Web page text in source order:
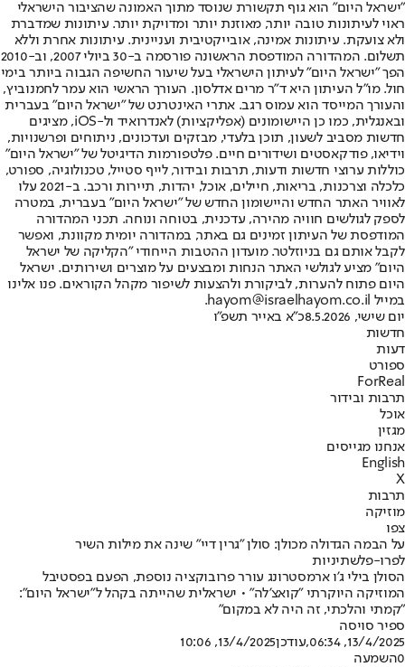
"ישראל היום" הוא גוף תקשורת שנוסד מתוך האמונה שהציבור הישראלי
ראוי לעיתונות טובה יותר, מאוזנת יותר ומדויקת יותר. עיתונות שמדברת
ולא צועקת. עיתונות אמינה, אובייקטיבית ועניינית. עיתונות אחרת וללא
תשלום. המהדורה המודפסת הראשונה פורסמה ב-30 ביולי 2007, וב-2010
הפך "ישראל היום" לעיתון הישראלי בעל שיעור החשיפה הגבוה ביותר בימי
חול. מו"ל העיתון היא ד"ר מרים אדלסון. העורך הראשי הוא עמר לחמנוביץ,
והעורך המייסד הוא עמוס רגב. אתרי האינטרנט של "ישראל היום" בעברית
ובאנגלית, כמו כן היישומונים (אפליקציות) לאנדרואיד ול-iOS, מציגים
חדשות מסביב לשעון, תוכן בלעדי, מבזקים ועדכונים, ניתוחים ופרשנויות,
וידיאו, פודקאסטים ושידורים חיים. פלטפורמות הדיגיטל של "ישראל היום"
כוללות ערוצי חדשות ודעות, תרבות ובידור, לייף סטייל, טכנולוגיה, ספורט,
כלכלה וצרכנות, בריאות, חיילים, אוכל, יהדות, תיירות ורכב. ב-2021 עלו
לאוויר האתר החדש והיישומון החדש של "ישראל היום" בעברית, במטרה
לספק לגולשים חוויה מהירה, עדכנית, בטוחה ונוחה. תכני המהדורה
המודפסת של העיתון זמינים גם באתר, במהדורה יומית מקוונת, ואפשר
לקבל אותם גם בניוזלטר. מועדון ההטבות הייחודי "הקליקה של ישראל
היום" מציע לגולשי האתר הנחות ומבצעים על מוצרים ושירותים. ישראל
היום פתוח להערות, לביקורת ולהצעות לשיפור מקהל הקוראים. פנו אלינו
במייל hayom@israelhayom.co.il.
יום שישי, 8.5.2026
כ"א באייר תשפ"ו
חדשות
דעות
ספורט
ForReal
תרבות ובידור
אוכל
מגזין
אנחנו מגייסים
English
X
תרבות
מוזיקה
צפו
על הבמה הגדולה מכולן: סולן "גרין דיי" שינה את מילות השיר
לפרו-פלשתיניות
הסולן בילי ג'ו ארמסטרונג עורר פרובוקציה נוספת, הפעם בפסטיבל
המוזיקה היוקרתי "קואצ'לה" • ישראלית שהייתה בקהל ל"ישראל היום":
"קמתי והלכתי, זה היה לא במקום"
ספיר סויסה
13/4/2025, 06:34
,עודכן13/4/2025, 10:06
0השמעה